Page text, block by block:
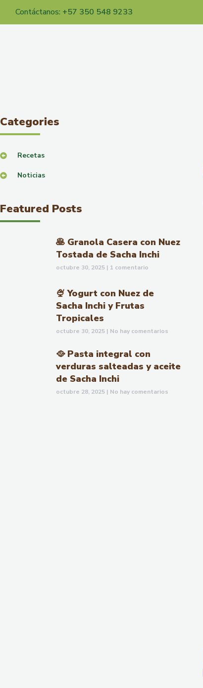
Contáctanos: +57 350 548 9233
Categories
Recetas
Noticias
Featured Posts
🥞 Granola Casera con Nuez
Tostada de Sacha Inchi
octubre 30, 2025 1 comentario
🍨 Yogurt con Nuez de
Sacha Inchi y Frutas
Tropicales
octubre 30, 2025 No hay comentarios
🥘 Pasta integral con
verduras salteadas y aceite
de Sacha Inchi
octubre 28, 2025 No hay comentarios